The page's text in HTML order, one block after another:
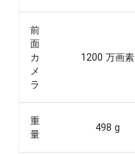
前
面
カ
メ
ラ
1200 万画素
重
量
498 g